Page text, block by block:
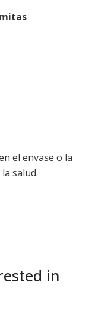
el envase o la
salud.
in